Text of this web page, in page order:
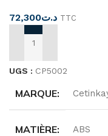
د.ت72,300 TTC
AJOUTER AU PANIER
UGS : CP5002
MARQUE
MATIÈRE ABS